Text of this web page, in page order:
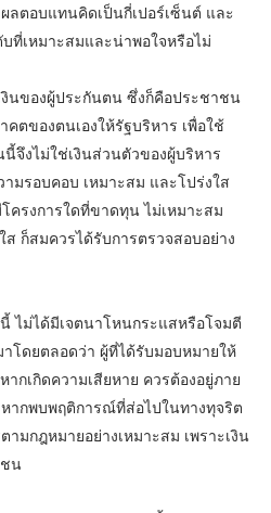
ลตอบแทนคิดเป็นกี่เปอร์เซ็นต์ และ
ที่เหมาะสมและน่าพอใจหรือไม่
นของผู้ประกันตน ซึ่งก็คือประชาชน
ตของตนเองให้รัฐบริหาร เพื่อใช้
จึงไม่ใช่เงินส่วนตัวของผู้บริหาร
ามรอบคอบ เหมาะสม และโปร่งใส
ครงการใดที่ขาดทุน ไม่เหมาะสม
ก็สมควรได้รับการตรวจสอบอย่าง
ไม่ได้มีเจตนาโหนกระแสหรือโจมตี
โดยตลอดว่า ผู้ที่ได้รับมอบหมายให้
กเกิดความเสียหาย ควรต้องอยู่ภาย
ากพบพฤติการณ์ที่ส่อไปในทางทุจริต
ามกฎหมายอย่างเหมาะสม เพราะเงิน
น